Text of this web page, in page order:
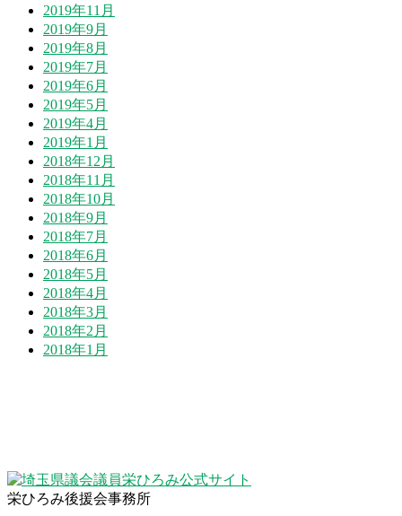
2019年11月
2019年9月
2019年8月
2019年7月
2019年6月
2019年5月
2019年4月
2019年1月
2018年12月
2018年11月
2018年10月
2018年9月
2018年7月
2018年6月
2018年5月
2018年4月
2018年3月
2018年2月
2018年1月
栄ひろみ後援会事務所